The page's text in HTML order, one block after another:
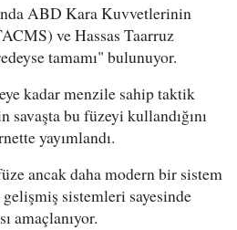
ABD Kara Kuvvetlerinin
ve Hassas Taarruz
tamamı" bulunuyor.
kadar menzile sahip taktik
bu füzeyi kullandığını
yayımlandı.
ancak daha modern bir sistem
sistemleri sayesinde
amaçlanıyor.